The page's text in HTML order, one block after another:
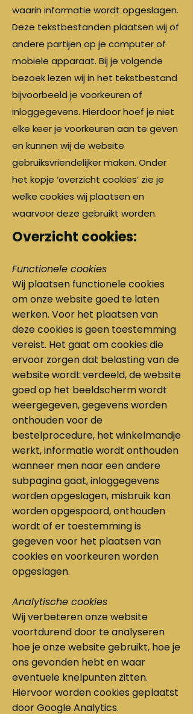
waarin informatie wordt opgeslagen.
Deze tekstbestanden plaatsen wij of
andere partijen op je computer of
mobiele apparaat. Bij je volgende
bezoek lezen wij in het tekstbestand
bijvoorbeeld je voorkeuren of
inloggegevens. Hierdoor hoef je niet
elke keer je voorkeuren aan te geven
en kunnen wij de website
gebruiksvriendelijker maken. Onder
het kopje ‘overzicht cookies’ zie je
welke cookies wij plaatsen en
waarvoor deze gebruikt worden.
Overzicht cookies:
Functionele cookies
Wij plaatsen functionele cookies
om onze website goed te laten
werken. Voor het plaatsen van
deze cookies is geen toestemming
vereist. Het gaat om cookies die
ervoor zorgen dat belasting van de
website wordt verdeeld, de website
goed op het beeldscherm wordt
weergegeven, gegevens worden
onthouden voor de
bestelprocedure, het winkelmandje
werkt, informatie wordt onthouden
wanneer men naar een andere
subpagina gaat, inloggegevens
worden opgeslagen, misbruik kan
worden opgespoord, onthouden
wordt of er toestemming is
gegeven voor het plaatsen van
cookies en voorkeuren worden
opgeslagen.
Analytische cookies
Wij verbeteren onze website
voortdurend door te analyseren
hoe je onze website gebruikt, hoe je
ons gevonden hebt en waar
eventuele knelpunten zitten.
Hiervoor worden cookies geplaatst
door Google Analytics.